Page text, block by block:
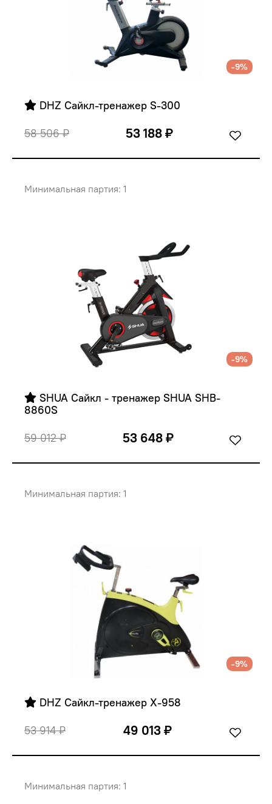
-9%
DHZ Сайкл-тренажер S-300
58 506 ₽
53 188 ₽
Минимальная партия: 1
-9%
SHUA Сайкл - тренажер SHUA SHB-
8860S
59 012 ₽
53 648 ₽
Минимальная партия: 1
-9%
DHZ Сайкл-тренажер X-958
53 914 ₽
49 013 ₽
Минимальная партия: 1